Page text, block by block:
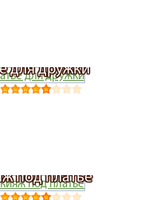
для дружки
под платье